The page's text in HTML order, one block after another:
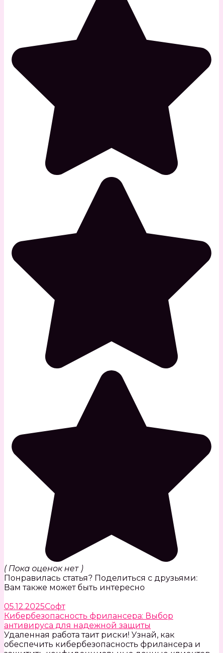
( Пока оценок нет )
Понравилась статья? Поделиться с друзьями:
Вам также может быть интересно
05.12.2025Софт
Кибербезопасность фрилансера: Выбор
антивируса для надежной защиты
Удаленная работа таит риски! Узнай, как
обеспечить кибербезопасность фрилансера и